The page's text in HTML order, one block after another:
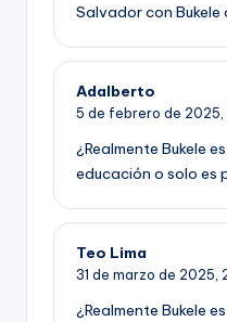
Salvador con Bukele
Adalberto
5 de febrero de 2025,
¿Realmente Bukele
educación o solo es
Teo Lima
31 de marzo de 2025,
¿Realmente Bukele